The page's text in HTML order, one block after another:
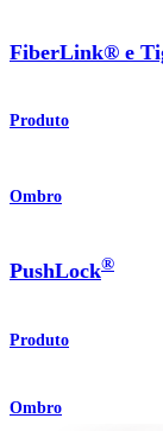
FiberLink® e
Produto
Ombro
PushLock®
Produto
Ombro